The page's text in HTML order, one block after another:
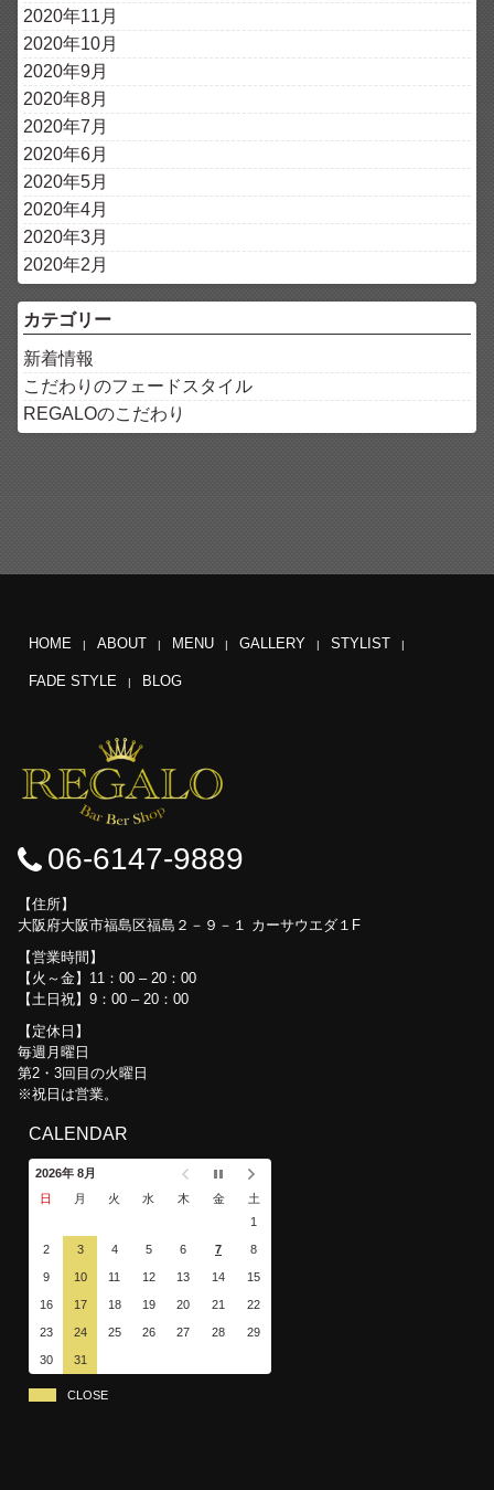
2020年11月
2020年10月
2020年9月
2020年8月
2020年7月
2020年6月
2020年5月
2020年4月
2020年3月
2020年2月
カテゴリー
新着情報
こだわりのフェードスタイル
REGALOのこだわり
HOME ABOUT MENU GALLERY STYLIST
FADE STYLE BLOG
06-6147-9889
住所
大阪府大阪市福島区福島２－９－１ カーサウエダ１F
営業時間
【火～金】11：00 – 20：00
【土日祝】9：00 – 20：00
定休日
毎週月曜日
第2・3回目の火曜日
※祝日は営業。
CALENDAR
2026年 8月
日
月 火 水 木 金
土
1
2 3 4 5 6 7 8
9 10 11 12 13 14 15
16 17 18 19 20 21 22
23 24 25 26 27 28 29
30 31
CLOSE